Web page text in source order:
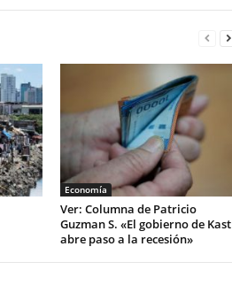
Economía
Ver: Columna de Patricio
Guzman S. «El gobierno de Kast
abre paso a la recesión»